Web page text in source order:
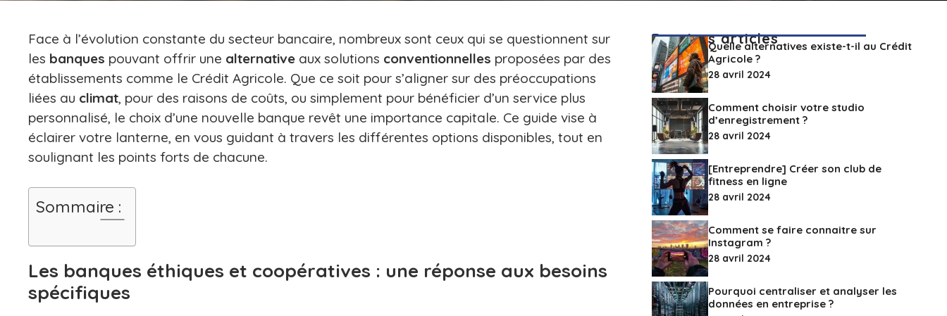
Face à l’évolution constante du secteur bancaire, nombreux sont ceux qui se questionnent sur
les banques pouvant offrir une alternative aux solutions conventionnelles proposées par des
établissements comme le Crédit Agricole. Que ce soit pour s’aligner sur des préoccupations
liées au climat, pour des raisons de coûts, ou simplement pour bénéficier d’un service plus
personnalisé, le choix d’une nouvelle banque revêt une importance capitale. Ce guide vise à
éclairer votre lanterne, en vous guidant à travers les différentes options disponibles, tout en
soulignant les points forts de chacune.
Sommaire :
Les banques éthiques et coopératives : une réponse aux besoins
spécifiques
Derniers articles
Quelle alternatives existe-t-il au Crédit
Agricole ?
28 avril 2024
Comment choisir votre studio
d’enregistrement ?
28 avril 2024
[Entreprendre] Créer son club de
fitness en ligne
28 avril 2024
Comment se faire connaitre sur
Instagram ?
28 avril 2024
Pourquoi centraliser et analyser les
données en entreprise ?